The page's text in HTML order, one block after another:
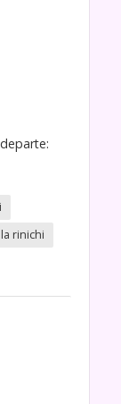
rinichi